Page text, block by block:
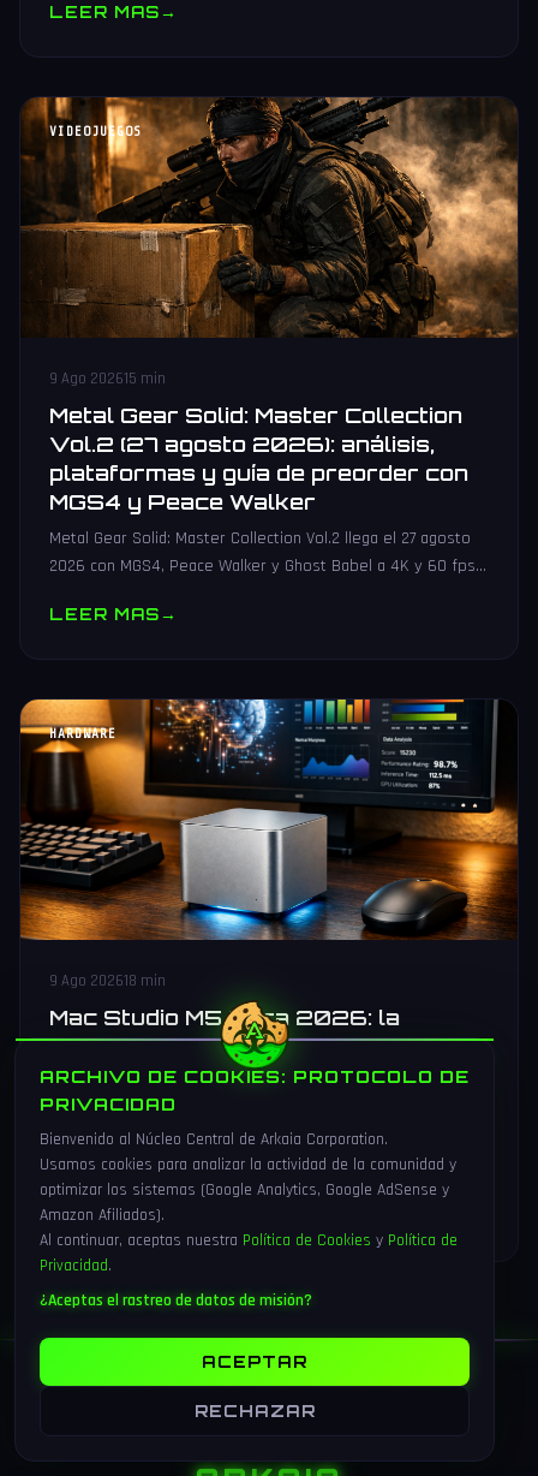
LEER MAS→
VIDEOJUEGOS
9 Ago 202615 min
Metal Gear Solid: Master Collection
Vol.2 (27 agosto 2026): análisis,
plataformas y guía de preorder con
MGS4 y Peace Walker
Metal Gear Solid: Master Collection Vol.2 llega el 27 agosto
2026 con MGS4, Peace Walker y Ghost Babel a 4K y 60 fps
LEER MAS→
HARDWARE
9 Ago 202618 min
Mac Studio M5 Ultra 2026: la
workstation IA definitiva para
desarrolladores (review +
comparativa RTX 5090)
Análisis a fondo del Mac Studio M5 Ultra 2026: specs,
benchmarks IA con Llama 4 y Deepseek V4, comparativa con
RTX 5090 y configuraciones recomendadas para desarrollo
IA local.
LEER MAS→
ARCHIVO DE COOKIES: PROTOCOLO DE
PRIVACIDAD
Bienvenido al Núcleo Central de Arkaia Corporation.
Usamos cookies para analizar la actividad de la comunidad y
optimizar los sistemas (Google Analytics, Google AdSense y
Amazon Afiliados).
Al continuar, aceptas nuestra Política de Cookies y Política de
Privacidad.
¿Aceptas el rastreo de datos de misión?
ACEPTAR
RECHAZAR